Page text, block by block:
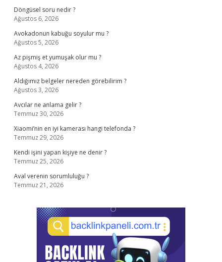
Döngüsel soru nedir ?
Ağustos 6, 2026
Avokadonun kabuğu soyulur mu ?
Ağustos 5, 2026
Az pişmiş et yumuşak olur mu ?
Ağustos 4, 2026
Aldığımız belgeler nereden görebilirim ?
Ağustos 3, 2026
Avcılar ne anlama gelir ?
Temmuz 30, 2026
Xiaomi’nin en iyi kamerası hangi telefonda ?
Temmuz 29, 2026
Kendi işini yapan kişiye ne denir ?
Temmuz 25, 2026
Aval verenin sorumluluğu ?
Temmuz 21, 2026